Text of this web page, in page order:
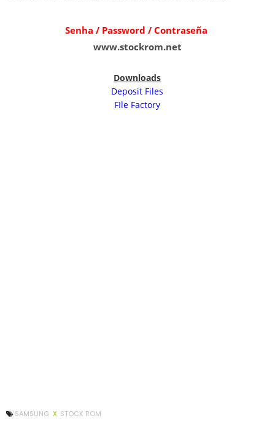
Senha / Password / Contraseña
www.stockrom.net
Downloads
Deposit Files
FIle Factory
SAMSUNG X STOCK ROM